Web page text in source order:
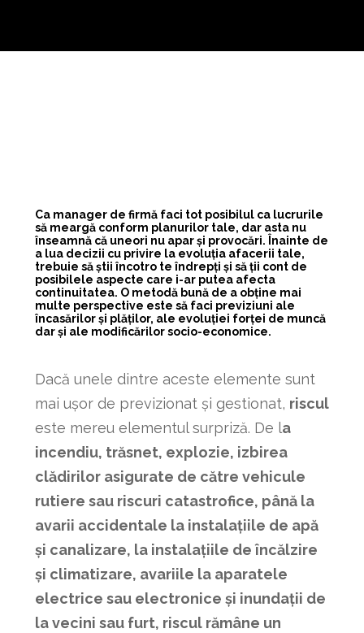
Ca manager de firmă faci tot posibilul ca lucrurile
să meargă conform planurilor tale, dar asta nu
înseamnă că uneori nu apar și provocări. Înainte de
a lua decizii cu privire la evoluția afacerii tale,
trebuie să știi încotro te îndrepți și să ții cont de
posibilele aspecte care i-ar putea afecta
continuitatea. O metodă bună de a obține mai
multe perspective este să faci previziuni ale
încasărilor și plăților, ale evoluției forței de muncă
dar și ale modificărilor socio-economice.
Dacă unele dintre aceste elemente sunt
mai ușor de previzionat și gestionat, riscul
este mereu elementul surpriză. De la
incendiu, trăsnet, explozie, izbirea
clădirilor asigurate de către vehicule
rutiere sau riscuri catastrofice, până la
avarii accidentale la instalațiile de apă
și canalizare, la instalațiile de încălzire
și climatizare, avariile la aparatele
electrice sau electronice și inundații de
la vecini sau furt, riscul rămâne un